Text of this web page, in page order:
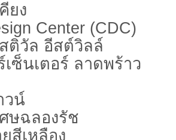
ยง
Center (CDC)
ติวัล อีสต์วิลล์
ซ็นเตอร์ ลาดพร้าว
วน์
ษฉลองรัช
สีเหลือง